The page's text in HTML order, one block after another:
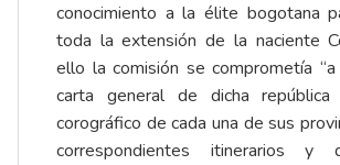
conocimiento a la élite bogotana
toda la extensión de la naciente
ello la comisión se comprometía
carta general de dicha
corográfico de cada una de sus
correspondientes itinerarios y